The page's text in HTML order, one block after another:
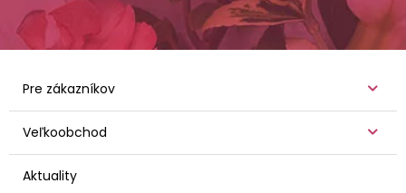
Pre zákazníkov
Veľkoobchod
Aktuality